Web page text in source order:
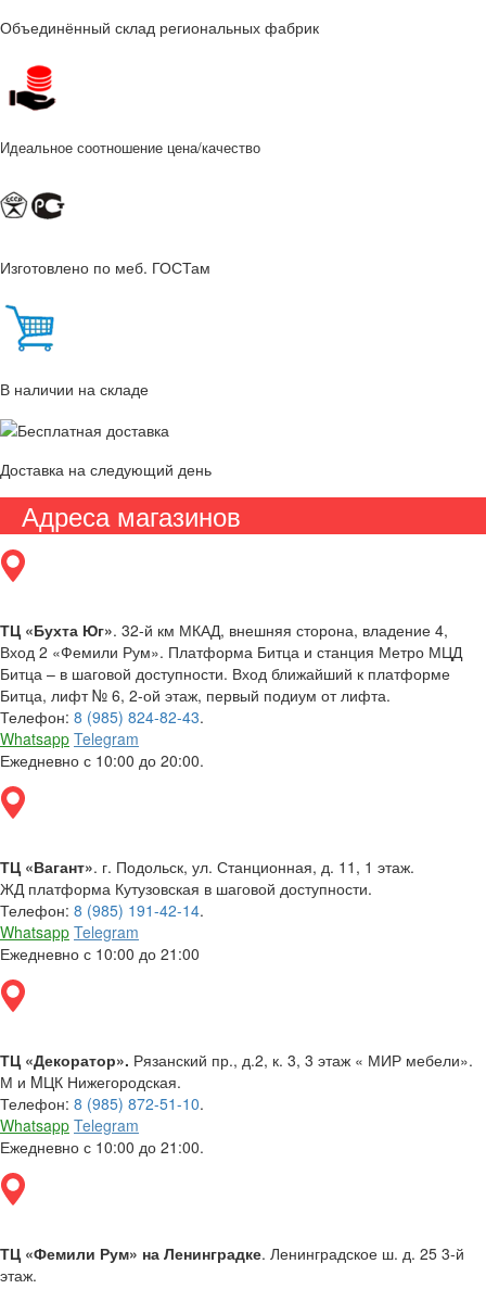
Объединённый склад региональных фабрик
Идеальное соотношение цена/качество
Изготовлено по меб. ГОСТам
В наличии на складе
Доставка на следующий день
Адреса магазинов
ТЦ «Бухта Юг». 32-й км МКАД, внешняя сторона, владение 4,
Вход 2 «Фемили Рум». Платформа Битца и станция Метро МЦД
Битца – в шаговой доступности. Вход ближайший к платформе
Битца, лифт № 6, 2-ой этаж, первый подиум от лифта.
Телефон: 8 (985) 824-82-43.
Whatsapp Telegram
Ежедневно с 10:00 до 20:00.
ТЦ «Вагант». г. Подольск, ул. Станционная, д. 11, 1 этаж.
ЖД платформа Кутузовская в шаговой доступности.
Телефон: 8 (985) 191-42-14.
Whatsapp Telegram
Ежедневно с 10:00 до 21:00
ТЦ «Декоратор». Рязанский пр., д.2, к. 3, 3 этаж « МИР мебели».
М и MЦК Нижегородская.
Телефон: 8 (985) 872-51-10.
Whatsapp Telegram
Ежедневно с 10:00 до 21:00.
ТЦ «Фемили Рум» на Ленинградке. Ленинградское ш. д. 25 3-й
этаж.